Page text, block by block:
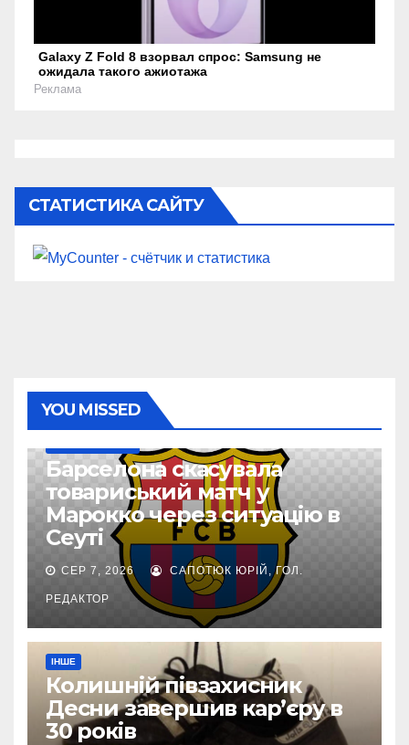
Galaxy Z Fold 8 взорвал спрос: Samsung не
ожидала такого ажиотажа
Реклама
СТАТИСТИКА САЙТУ
YOU MISSED
Барселона скасувала
товариський матч у
Марокко через ситуацію в
Сеуті
СЕР 7, 2026 САПОТЮК ЮРІЙ, ГОЛ.
РЕДАКТОР
ІНШЕ
Колишній півзахисник
Десни завершив кар’єру в
30 років